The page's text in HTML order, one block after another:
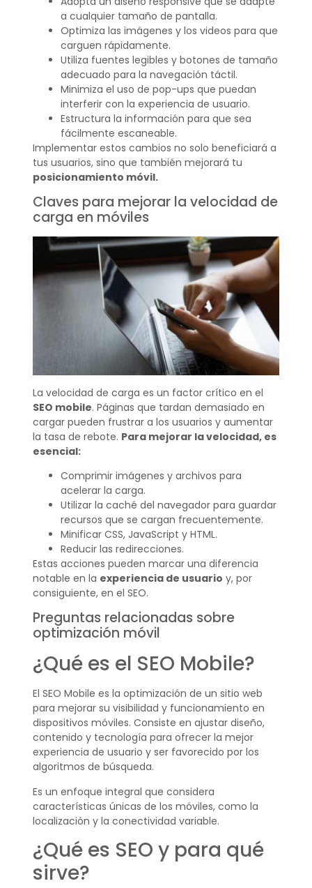
a cualquier tamaño de pantalla.
Optimiza las imágenes y los videos para que
carguen rápidamente.
Utiliza fuentes legibles y botones de tamaño
adecuado para la navegación táctil.
Minimiza el uso de pop-ups que puedan
interferir con la experiencia de usuario.
Estructura la información para que sea
fácilmente escaneable.
Implementar estos cambios no solo beneficiará a
tus usuarios, sino que también mejorará tu
posicionamiento móvil.
Claves para mejorar la velocidad de
carga en móviles
La velocidad de carga es un factor crítico en el
SEO mobile. Páginas que tardan demasiado en
cargar pueden frustrar a los usuarios y aumentar
la tasa de rebote. Para mejorar la velocidad, es
esencial:
Comprimir imágenes y archivos para
acelerar la carga.
Utilizar la caché del navegador para guardar
recursos que se cargan frecuentemente.
Minificar CSS, JavaScript y HTML.
Reducir las redirecciones.
Estas acciones pueden marcar una diferencia
notable en la experiencia de usuario y, por
consiguiente, en el SEO.
Preguntas relacionadas sobre
optimización móvil
¿Qué es el SEO Mobile?
El SEO Mobile es la optimización de un sitio web
para mejorar su visibilidad y funcionamiento en
dispositivos móviles. Consiste en ajustar diseño,
contenido y tecnología para ofrecer la mejor
experiencia de usuario y ser favorecido por los
algoritmos de búsqueda.
Es un enfoque integral que considera
características únicas de los móviles, como la
localización y la conectividad variable.
¿Qué es SEO y para qué
sirve?